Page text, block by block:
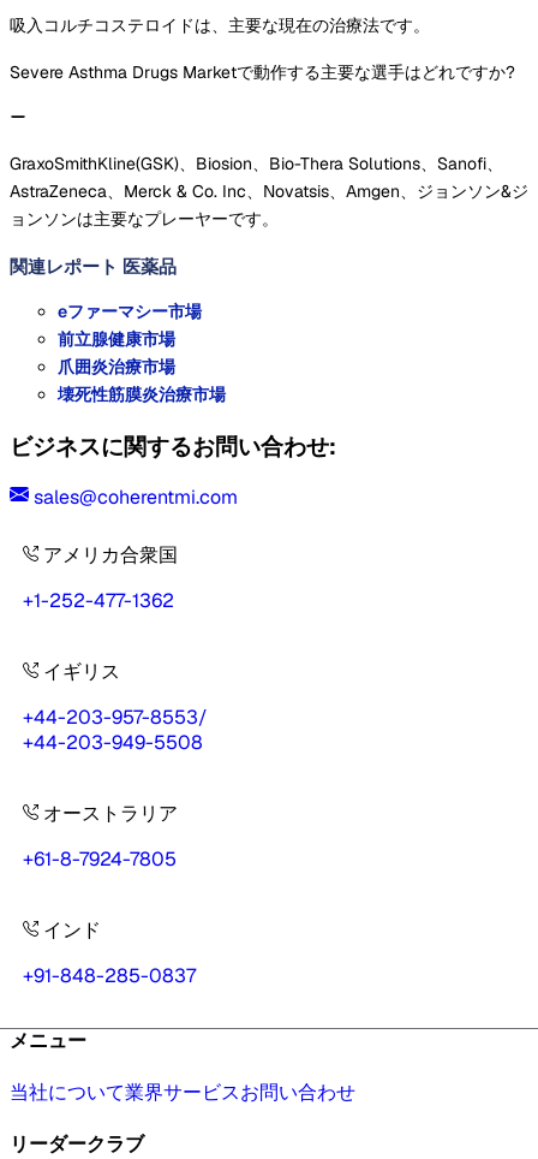
吸入コルチコステロイドは、主要な現在の治療法です。
Severe Asthma Drugs Marketで動作する主要な選手はどれですか?
GraxoSmithKline(GSK)、Biosion、Bio-Thera Solutions、Sanofi、
AstraZeneca、Merck & Co. Inc、Novatsis、Amgen、ジョンソン&ジ
ョンソンは主要なプレーヤーです。
関連レポート 医薬品
eファーマシー市場
前立腺健康市場
爪囲炎治療市場
壊死性筋膜炎治療市場
ビジネスに関するお問い合わせ:
sales@coherentmi.com
アメリカ合衆国
+1-252-477-1362
イギリス
+44-203-957-8553/
+44-203-949-5508
オーストラリア
+61-8-7924-7805
インド
+91-848-285-0837
メニュー
当社について業界サービスお問い合わせ
リーダークラブ